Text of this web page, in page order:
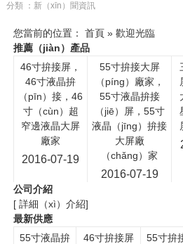
分類 ：新（xīn）聞資訊
您當前的位置： 首頁 » 歡迎光臨
推薦（jiàn）產品
46寸拚接屏，
46寸液晶拚
（pīn）接，46
寸（cùn）超
窄邊液晶大屏
廠家
2016-07-19
55寸拚接大屏
（píng）廠家，
55寸液晶拚接
（jiē）屏，55寸
液晶（jīng）拚接
大屏廠
（chǎng）家
2016-07-19
公司介紹
[ 詳細（xì）介紹]
最新供應
55寸液晶拚
46寸拚接屏
55寸拚